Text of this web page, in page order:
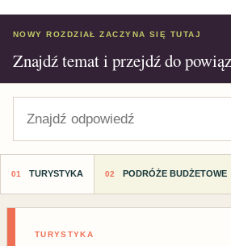
NOWY ROZDZIAŁ ZACZYNA SIĘ TUTAJ
Znajdź temat i przejdź do
TURYSTYKA PODRÓŻE BUDŻETOWE
TURYSTYKA